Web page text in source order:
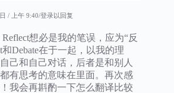
/ 上午 9:40 登录以回复
想必是我的笔误，应为“反
和Debate在于一起，以我的理
己和自己对话，后者是和别人
有思考的意味在里面。再次感
我会再斟酌一下怎么翻译比较